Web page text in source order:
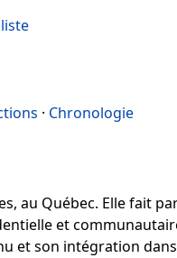
· Chronologie
au Québec. Elle fait
et
et son intégration